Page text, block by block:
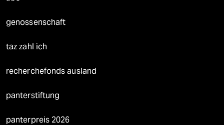
genossenschaft
taz zahl ich
recherchefonds ausland
panterstiftung
panterpreis 2026